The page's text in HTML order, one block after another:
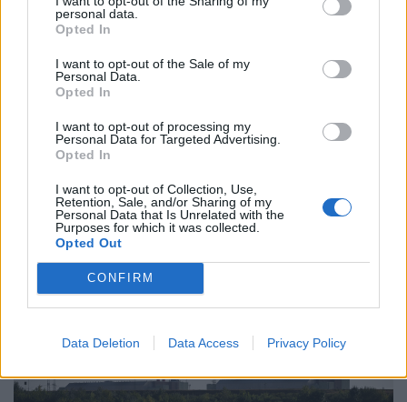
personal data.
Opted In
I want to opt-out of the Sale of my
Personal Data.
Opted In
I want to opt-out of processing my
Personal Data for Targeted Advertising.
Opted In
I want to opt-out of Collection, Use,
Retention, Sale, and/or Sharing of my
Personal Data that Is Unrelated with the
Purposes for which it was collected.
Opted Out
CONFIRM
Data Deletion Data Access Privacy Policy
GLOBÁL
Nem áll le Trump: megint átírná a szabályokat,
hiába mondták már meg, hogy nem tehet ilyet
Új rendeleteket adott ki.